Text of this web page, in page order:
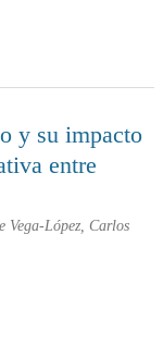
y su impacto
entre
Vega-López, Carlos